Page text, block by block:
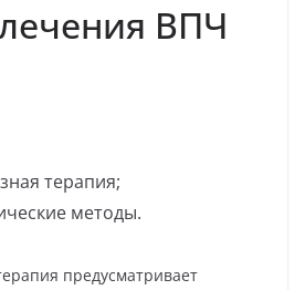
ВПЧ
терапия;
методы.
предусматривает